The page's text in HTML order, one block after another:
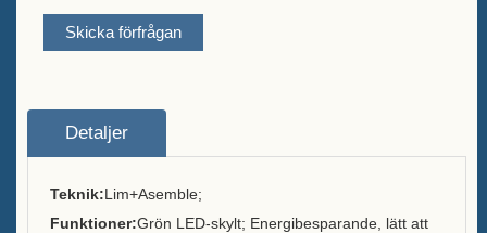
Tillbehör till stånger
Tjänst
Skicka förfrågan
Detaljer
Teknik:Lim+Asemble;
Funktioner:Grön LED-skylt; Energibesparande, lätt att